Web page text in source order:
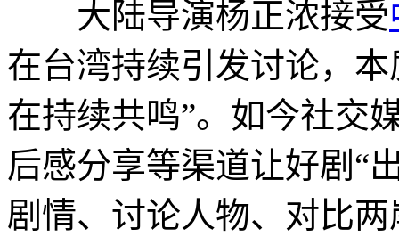
大陆导演杨正浓接受
在台湾持续引发讨论，
在持续共鸣”。如今社交
后感分享等渠道让好剧“
剧情、讨论人物、对比